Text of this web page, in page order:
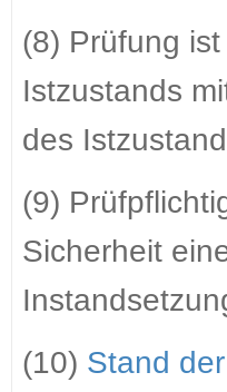
(8) Prüfung
Istzustands
des
(9)
Sicherheit
(10) Stand